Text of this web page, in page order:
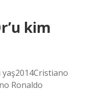
kim
yaş2014Cristiano
Ronaldo